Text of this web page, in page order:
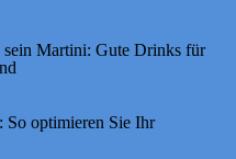
sein Martini: Gute Drinks für
So optimieren Sie Ihr